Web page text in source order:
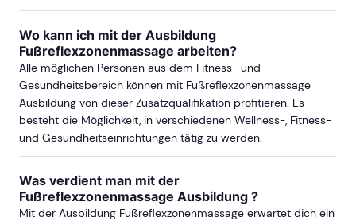
ab Sa, 23. Januar 2027
mehr Termine in Köln anzeigen
ab Sa, 29. August 2026
Wo kann ich mit der Ausbildung
Fußreflexzonenmassage arbeiten?
Alle möglichen Personen aus dem Fitness- und
Gesundheitsbereich können mit Fußreflexzonenmassage
Ausbildung von dieser Zusatzqualifikation profitieren. Es
besteht die Möglichkeit, in verschiedenen Wellness-, Fitness-
und Gesundheitseinrichtungen tätig zu werden.
Was verdient man mit der
Fußreflexzonenmassage Ausbildung ?
Mit der Ausbildung Fußreflexzonenmassage erwartet dich ein